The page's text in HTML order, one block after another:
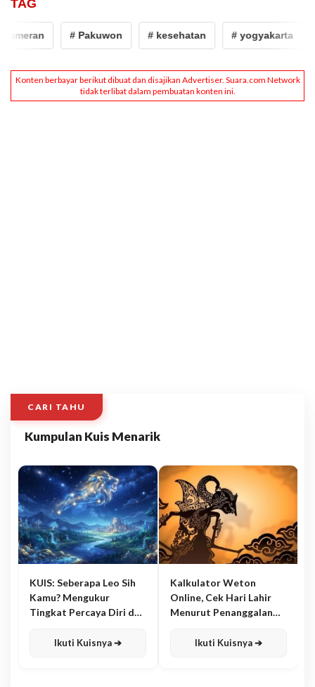
TAG
# Pakuwon # kesehatan # yogyakarta #
CARI TAHU
Kumpulan Kuis Menarik
KUIS: Seberapa Leo Sih
Kamu? Mengukur
Tingkat Percaya Diri dan
Ikuti Kuisnya ➔
Kalkulator Weton
Online, Cek Hari Lahir
Menurut Penanggalan
Ikuti Kuisnya ➔